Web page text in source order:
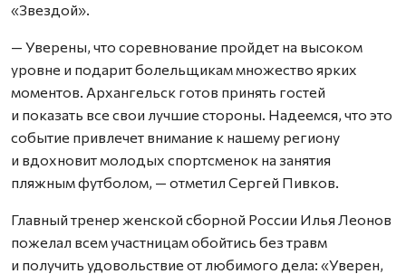
«Звездой».
— Уверены, что соревнование пройдет на высоком
уровне и подарит болельщикам множество ярких
моментов. Архангельск готов принять гостей
и показать все свои лучшие стороны. Надеемся, что это
событие привлечет внимание к нашему региону
и вдохновит молодых спортсменок на занятия
пляжным футболом, — отметил Сергей Пивков.
Главный тренер женской сборной России Илья Леонов
пожелал всем участницам обойтись без травм
и получить удовольствие от любимого дела: «Уверен,